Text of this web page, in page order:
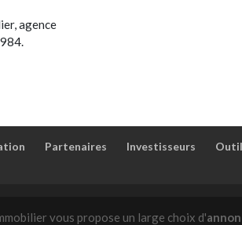
agence
Partenaires Investisseurs
vous propose un large choix d'